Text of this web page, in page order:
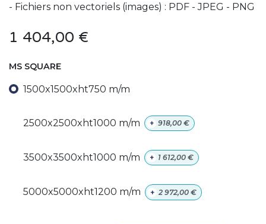
- Fichiers non vectoriels (images) : PDF - JPEG - PNG
1 404,00 €
MS SQUARE
1500x1500xht750 m/m
2500x2500xht1000 m/m + 918,00 €
3500x3500xht1000 m/m + 1 612,00 €
5000x5000xht1200 m/m + 2 972,00 €